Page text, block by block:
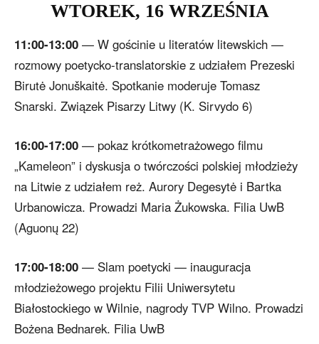
WTOREK, 16 WRZEŚNIA
11:00-13:00 — W gościnie u literatów litewskich —
rozmowy poetycko-translatorskie z udziałem Prezeski
Birutė Jonuškaitė. Spotkanie moderuje Tomasz
Snarski. Związek Pisarzy Litwy (K. Sirvydo 6)
16:00-17:00 — pokaz krótkometrażowego filmu
„Kameleon” i dyskusja o twórczości polskiej młodzieży
na Litwie z udziałem reż. Aurory Degesytė i Bartka
Urbanowicza. Prowadzi Maria Żukowska. Filia UwB
(Aguonų 22)
17:00-18:00 — Slam poetycki — inauguracja
młodzieżowego projektu Filii Uniwersytetu
Białostockiego w Wilnie, nagrody TVP Wilno. Prowadzi
Bożena Bednarek. Filia UwB